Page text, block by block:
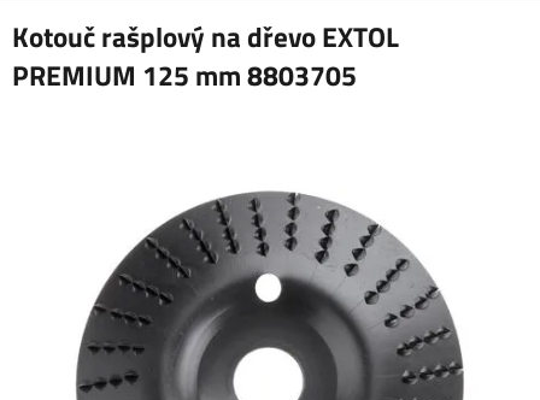
Kotouč rašplový na dřevo EXTOL
PREMIUM 125 mm 8803705